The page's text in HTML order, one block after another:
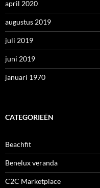
april 2020
augustus 2019
juli 2019
juni 2019
januari 1970
CATEGORIEËN
Beachfit
Benelux veranda
C2C Marketplace